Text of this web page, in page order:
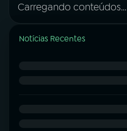
Carregando conteúdos...
Notícias Recentes